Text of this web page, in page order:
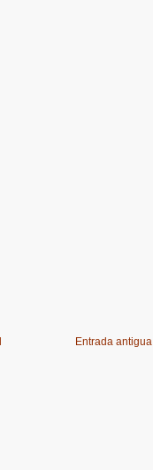
Entrada antigua